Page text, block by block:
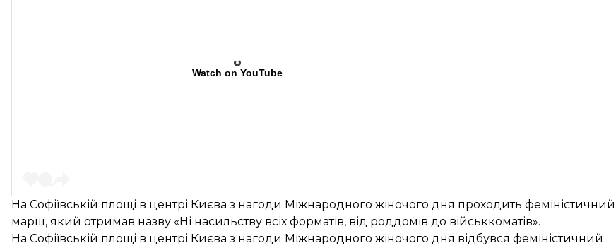
Watch on YouTube
На Софіївській площі в центрі Києва з нагоди Міжнародного жіночого дня проходить феміністичний
марш, який отримав назву «Ні насильству всіх форматів, від роддомів до військкоматів».
На Софіївській площі в центрі Києва з нагоди Міжнародного жіночого дня відбувся феміністичний